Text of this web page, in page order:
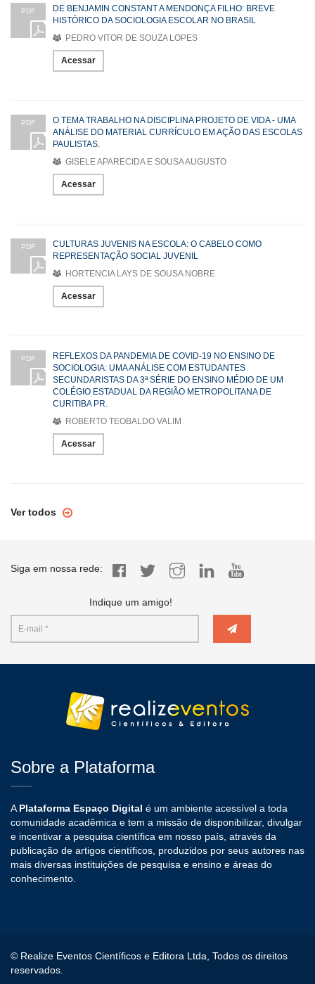
PDF
DE BENJAMIN CONSTANT A MENDONÇA FILHO: BREVE
HISTÓRICO DA SOCIOLOGIA ESCOLAR NO BRASIL
PEDRO VITOR DE SOUZA LOPES
Acessar
PDF
O TEMA TRABALHO NA DISCIPLINA PROJETO DE VIDA - UMA
ANÁLISE DO MATERIAL CURRÍCULO EM AÇÃO DAS ESCOLAS
PAULISTAS.
GISELE APARECIDA E SOUSA AUGUSTO
Acessar
PDF
CULTURAS JUVENIS NA ESCOLA: O CABELO COMO
REPRESENTAÇÃO SOCIAL JUVENIL
HORTENCIA LAYS DE SOUSA NOBRE
Acessar
PDF
REFLEXOS DA PANDEMIA DE COVID-19 NO ENSINO DE
SOCIOLOGIA: UMA ANÁLISE COM ESTUDANTES
SECUNDARISTAS DA 3ª SÉRIE DO ENSINO MÉDIO DE UM
COLÉGIO ESTADUAL DA REGIÃO METROPOLITANA DE
CURITIBA PR.
ROBERTO TEOBALDO VALIM
Acessar
Ver todos
Siga em nossa rede:
Indique um amigo!
Sobre a Plataforma
A Plataforma Espaço Digital é um ambiente acessível a toda
comunidade acadêmica e tem a missão de disponibilizar, divulgar
e incentivar a pesquisa científica em nosso país, através da
publicação de artigos científicos, produzidos por seus autores nas
mais diversas instituições de pesquisa e ensino e áreas do
conhecimento.
© Realize Eventos Científicos e Editora Ltda, Todos os direitos
reservados.